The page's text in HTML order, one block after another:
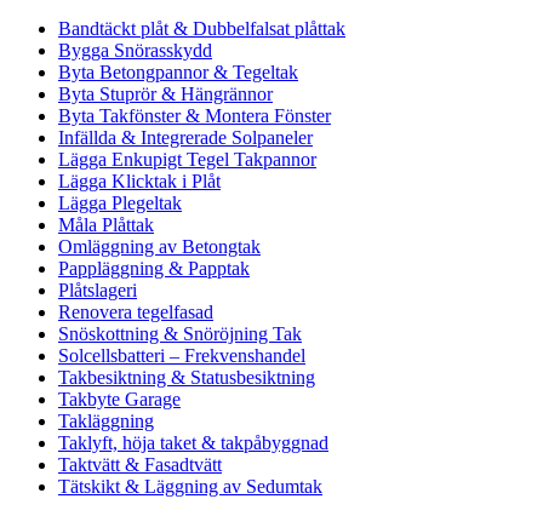
Bandtäckt plåt & Dubbelfalsat plåttak
Bygga Snörasskydd
Byta Betongpannor & Tegeltak
Byta Stuprör & Hängrännor
Byta Takfönster & Montera Fönster
Infällda & Integrerade Solpaneler
Lägga Enkupigt Tegel Takpannor
Lägga Klicktak i Plåt
Lägga Plegeltak
Måla Plåttak
Omläggning av Betongtak
Pappläggning & Papptak
Plåtslageri
Renovera tegelfasad
Snöskottning & Snöröjning Tak
Solcellsbatteri – Frekvenshandel
Takbesiktning & Statusbesiktning
Takbyte Garage
Takläggning
Taklyft, höja taket & takpåbyggnad
Taktvätt & Fasadtvätt
Tätskikt & Läggning av Sedumtak